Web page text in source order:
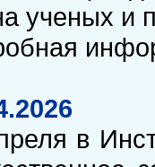
ученых и
в